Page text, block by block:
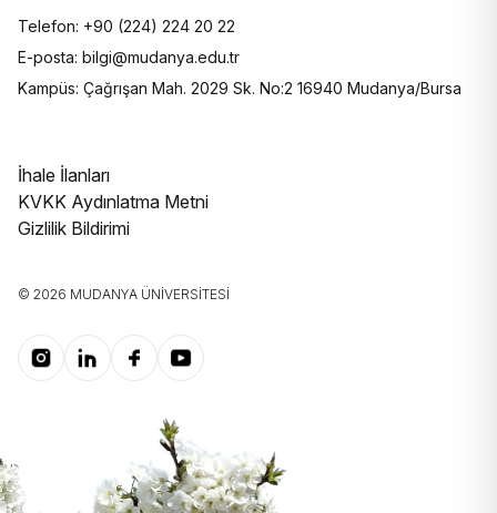
Telefon: +90 (224) 224 20 22
E-posta: bilgi@mudanya.edu.tr
Kampüs: Çağrışan Mah. 2029 Sk. No:2 16940 Mudanya/Bursa
İhale İlanları
KVKK Aydınlatma Metni
Gizlilik Bildirimi
© 2026 MUDANYA ÜNIVERSITESI